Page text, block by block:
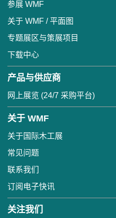
参展 WMF
关于 WMF / 平面图
专题展区与策展项目
下载中心
产品与供应商
网上展览 (24/7 采购平台)
关于 WMF
关于国际木工展
常见问题
联系我们
订阅电子快讯
关注我们